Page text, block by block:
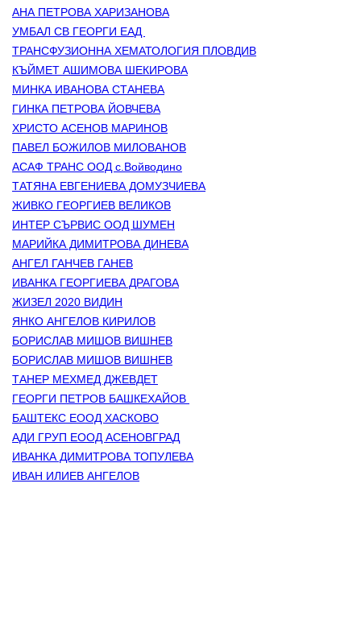
АНА ПЕТРОВА ХАРИЗАНОВА
УМБАЛ СВ ГЕОРГИ ЕАД
ТРАНСФУЗИОННА ХЕМАТОЛОГИЯ ПЛОВДИВ
КЪЙМЕТ АШИМОВА ШЕКИРОВА
МИНКА ИВАНОВА СТАНЕВА
ГИНКА ПЕТРОВА ЙОВЧЕВА
ХРИСТО АСЕНОВ МАРИНОВ
ПАВЕЛ БОЖИЛОВ МИЛОВАНОВ
АСАФ ТРАНС ООД с.Войводино
ТАТЯНА ЕВГЕНИЕВА ДОМУЗЧИЕВА
ЖИВКО ГЕОРГИЕВ ВЕЛИКОВ
ИНТЕР СЪРВИС ООД ШУМЕН
МАРИЙКА ДИМИТРОВА ДИНЕВА
АНГЕЛ ГАНЧЕВ ГАНЕВ
ИВАНКА ГЕОРГИЕВА ДРАГОВА
ЖИЗЕЛ 2020 ВИДИН
ЯНКО АНГЕЛОВ КИРИЛОВ
БОРИСЛАВ МИШОВ ВИШНЕВ
БОРИСЛАВ МИШОВ ВИШНЕВ
ТАНЕР МЕХМЕД ДЖЕВДЕТ
ГЕОРГИ ПЕТРОВ БАШКЕХАЙОВ
БАШТЕКС ЕООД ХАСКОВО
АДИ ГРУП ЕООД АСЕНОВГРАД
ИВАНКА ДИМИТРОВА ТОПУЛЕВА
ИВАН ИЛИЕВ АНГЕЛОВ